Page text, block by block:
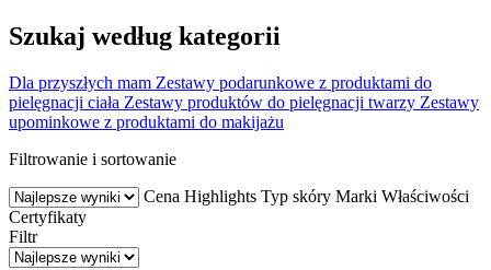
Szukaj według kategorii
Dla przyszłych mam Zestawy podarunkowe z produktami do
pielęgnacji ciała Zestawy produktów do pielęgnacji twarzy Zestawy
upominkowe z produktami do makijażu
Filtrowanie i sortowanie
Cena Highlights Typ skóry Marki Właściwości
Certyfikaty
Filtr